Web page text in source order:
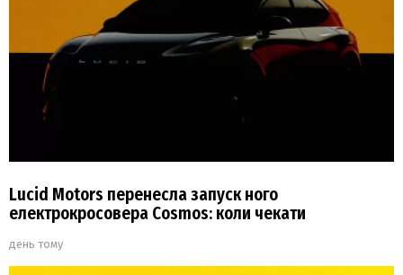
Lucid Motors перенесла запуск ного
електрокросовера Cosmos: коли чекати
день тому